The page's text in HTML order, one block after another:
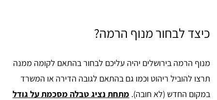
כיצד לבחור מנוף הרמה?
מנוף הרמה בירושלים יהיה עליכם לבחור בהתאם לקומה ממנה
תרצו להוביל ריהוט וכמו גם בהתאם לגובה הדירה או המשרד
במקום החדש (לא חובה). מתחת נציג טבלה מסכמת על גודל